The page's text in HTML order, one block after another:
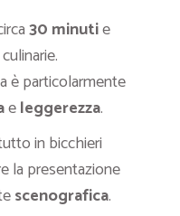
30 minutie
è particolarmente
eleggerezza.
in bicchieri
la presentazione
scenografica.